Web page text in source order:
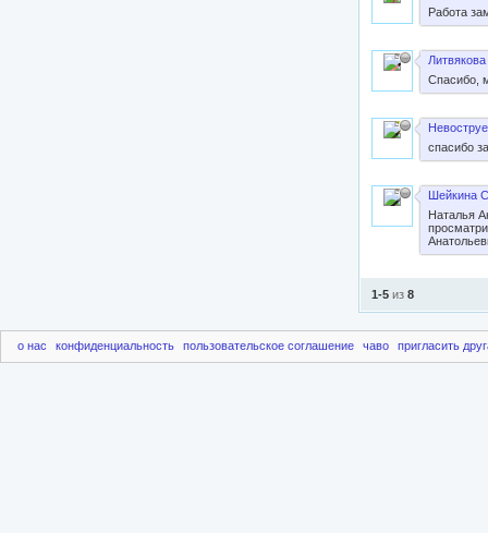
Работа
Спасибо,
спасибо
Шейкина
Наталья
1-5 из 8
о нас конфиденциальность пользовательское соглашение чаво пригласить